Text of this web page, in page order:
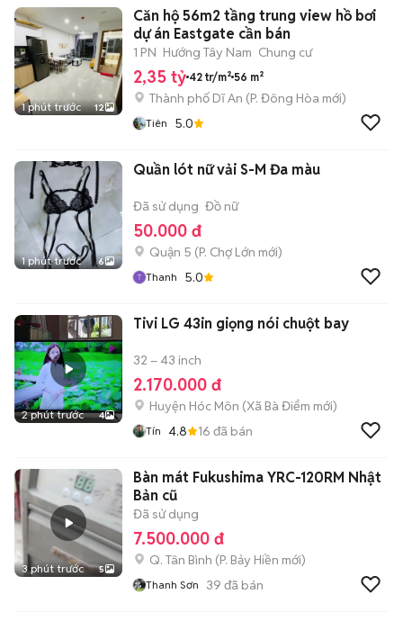
1 phút trước 12
Căn hộ 56m2 tầng trung view hồ bơi
dự án Eastgate cần bán
1 PN Hướng Tây Nam Chung cư
2,35 tỷ 42 tr/m² 56 m²
Thành phố Dĩ An (P. Đông Hòa mới)
Tiên 5.0
1 phút trước 6
Quần lót nữ vải S-M Đa màu
Đã sử dụng Đồ nữ
50.000 đ
Quận 5 (P. Chợ Lớn mới)
Thanh 5.0
2 phút trước 4
Tivi LG 43in giọng nói chuột bay
32 – 43 inch
2.170.000 đ
Huyện Hóc Môn (Xã Bà Điểm mới)
Tín 4.8 16 đã bán
3 phút trước 5
Bàn mát Fukushima YRC-120RM Nhật
Bản cũ
Đã sử dụng
7.500.000 đ
Q. Tân Bình (P. Bảy Hiền mới)
Thanh Sơn 39 đã bán